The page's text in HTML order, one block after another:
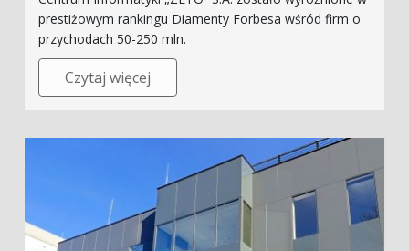
prestiżowym rankingu Diamenty Forbesa wśród firm o
przychodach 50-250 mln.
Czytaj więcej